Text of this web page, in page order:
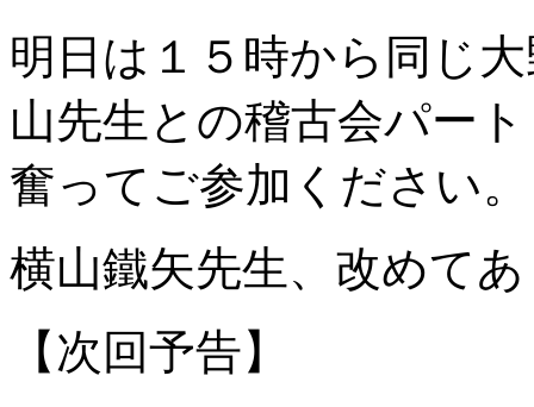
明日は１５時から同じ
山先生との稽古会パー
奮ってご参加ください。
横山鐵矢先生、改めて
【次回予告】